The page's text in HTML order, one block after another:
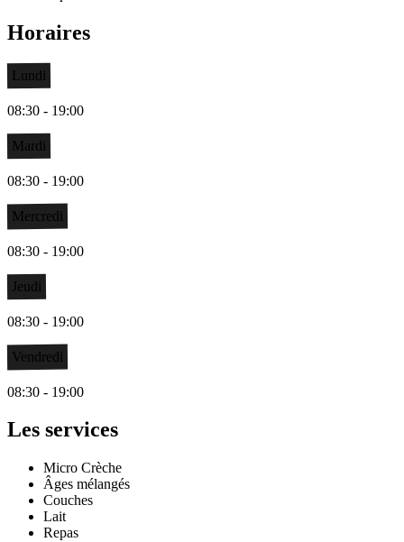
Horaires
Lundi
08:30 - 19:00
Mardi
08:30 - 19:00
Mercredi
08:30 - 19:00
Jeudi
08:30 - 19:00
Vendredi
08:30 - 19:00
Les services
Micro Crèche
Âges mélangés
Couches
Lait
Repas